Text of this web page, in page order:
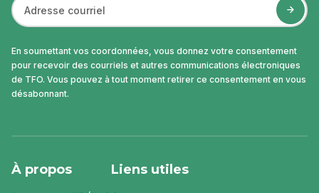
En soumettant vos coordonnées, vous donnez votre consentement
pour recevoir des courriels et autres communications électroniques
de TFO. Vous pouvez à tout moment retirer ce consentement en vous
désabonnant.
À propos Liens utiles